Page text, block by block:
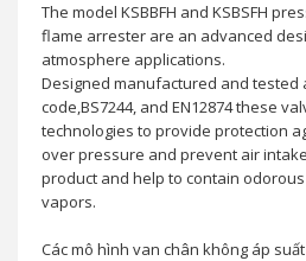
The model KSBBFH and KSBSFH
flame arrester are an advanced
atmosphere applications.
Designed manufactured and tested
code,BS7244, and EN12874 these
technologies to provide protection
over pressure and prevent air
product and help to contain
vapors.
Các mô hình van chân không áp suất